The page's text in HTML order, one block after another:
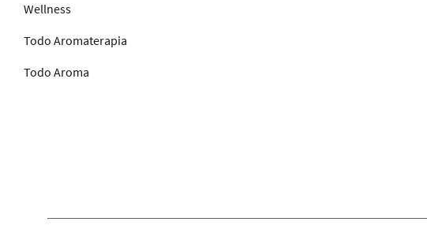
Wellness
Todo Aromaterapia
Todo Aroma